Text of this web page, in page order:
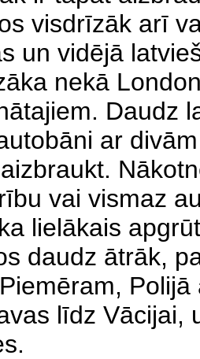
visdrīzāk arī
un vidējā
nekā
Daudz
ar
vai vismaz
lielākais
daudz ātrāk,
līdz Vācijai,